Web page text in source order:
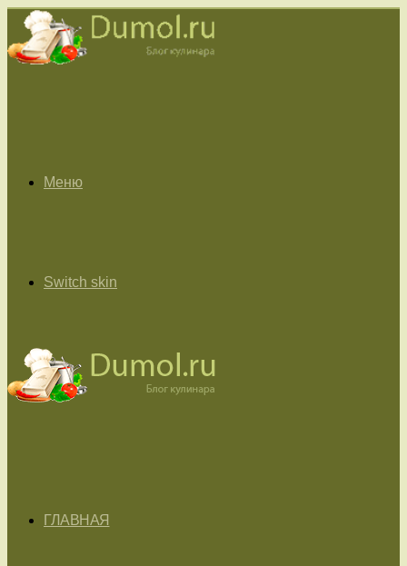
Меню
Switch skin
ГЛАВНАЯ